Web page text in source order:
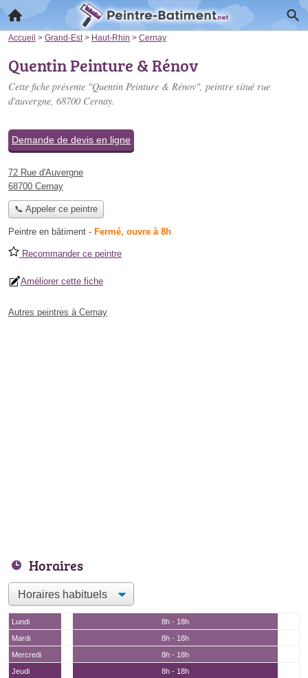
Accueil > Grand-Est > Haut-Rhin > Cernay
Quentin Peinture & Rénov
Cette fiche présente "Quentin Peinture & Rénov", peintre situé rue
d'auvergne, 68700 Cernay.
Demande de devis en ligne
72 Rue d'Auvergne
68700 Cernay
📞 Appeler ce peintre
Peintre en bâtiment - Fermé, ouvre à 8h
Recommander ce peintre
Améliorer cette fiche
Autres peintres à Cernay
Horaires
Lundi
8h - 18h
Mardi
8h - 18h
Mercredi
8h - 18h
Jeudi
8h - 18h